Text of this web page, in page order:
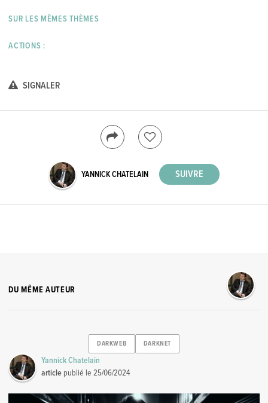
SUR LES MÊMES THÈMES
ACTIONS :
SIGNALER
YANNICK CHATELAIN
DU MÊME AUTEUR
DARKWEB DARKNET
Yannick Chatelain
article publié le25/06/2024